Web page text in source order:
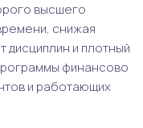
высшего
снижая
и плотный
финансово
и работающих